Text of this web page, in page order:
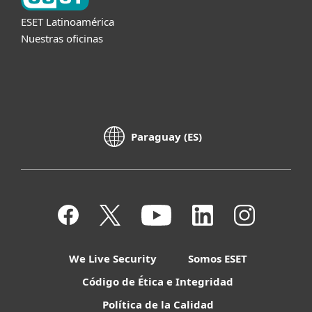
ESET Latinoamérica
Nuestras oficinas
Paraguay (ES)
We Live Security
Somos ESET
Código de Ética e Integridad
Política de la Calidad